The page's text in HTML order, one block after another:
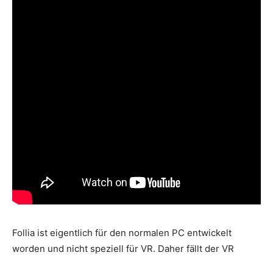
Follia ist eigentlich für den normalen PC entwickelt
worden und nicht speziell für VR. Daher fällt der VR